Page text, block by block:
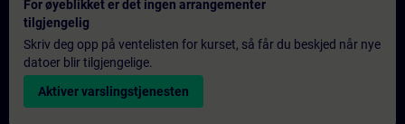
For øyeblikket er det ingen arrangementer
tilgjengelig
Skriv deg opp på ventelisten for kurset, så får du beskjed når nye
datoer blir tilgjengelige.
Aktiver varslingstjenesten